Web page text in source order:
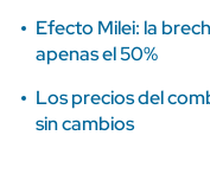
Efecto Milei: la
apenas el 50%
Los precios del
sin cambios